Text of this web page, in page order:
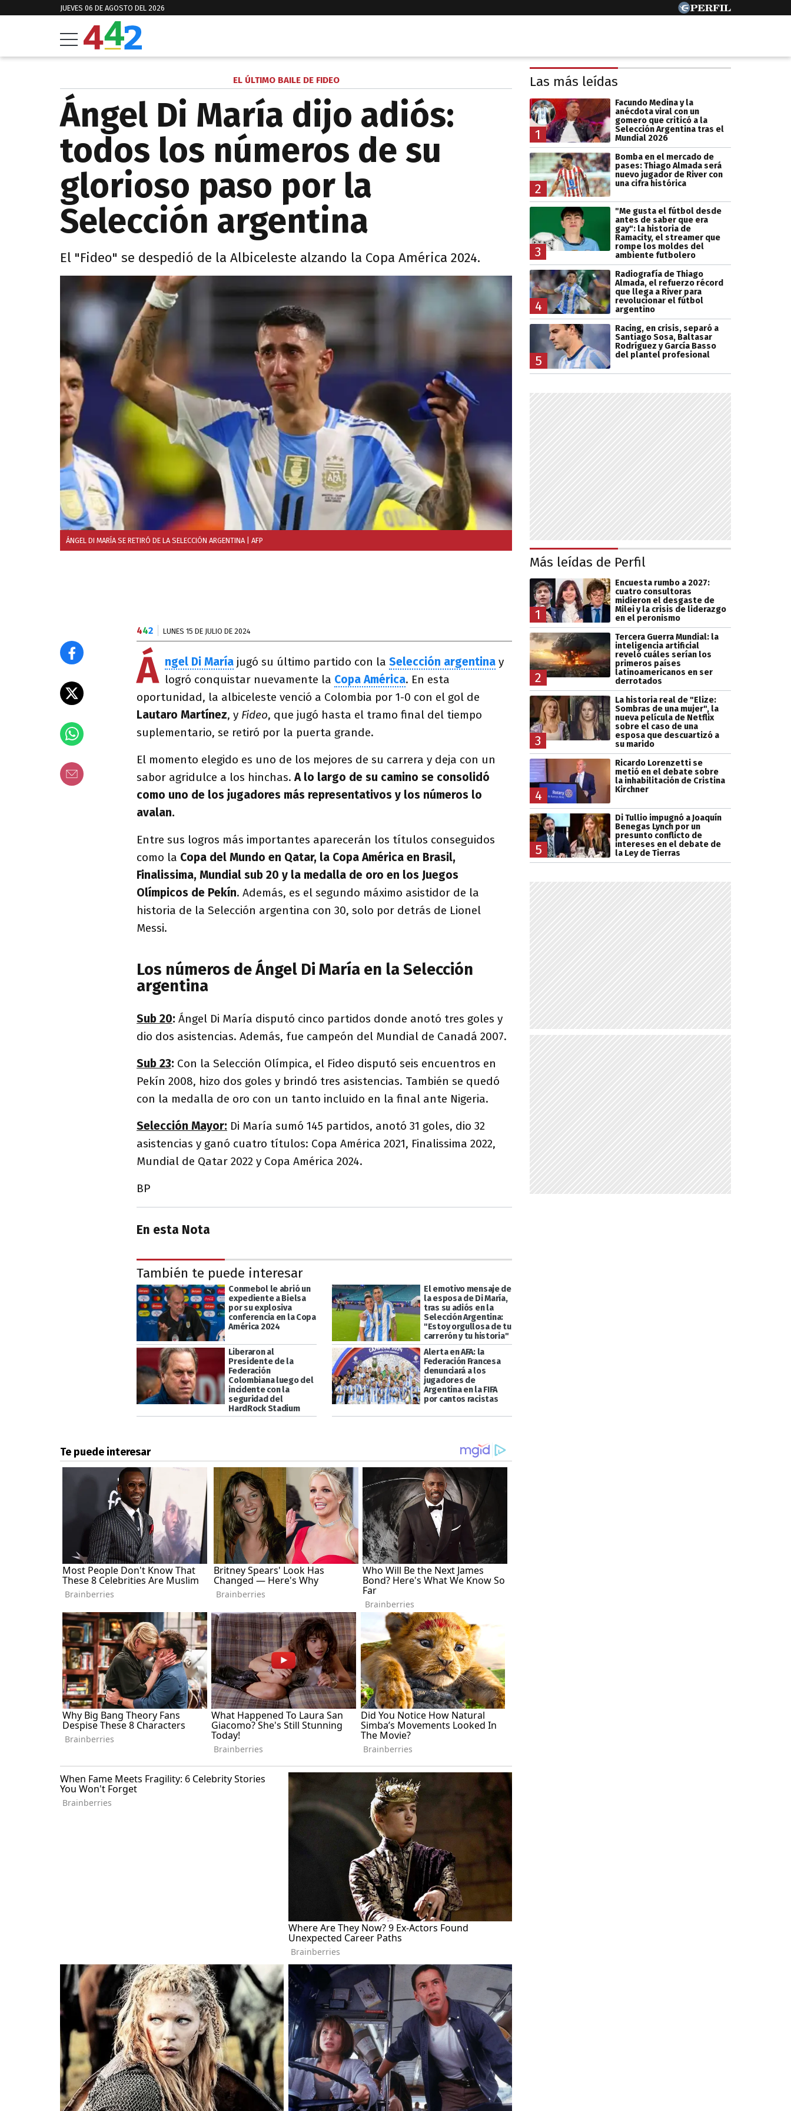
JUEVES 06 DE AGOSTO DEL 2026
EL ÚLTIMO BAILE DE FIDEO
Ángel Di María dijo adiós:
todos los números de su
glorioso paso por la
Selección argentina
El "Fideo" se despedió de la Albiceleste alzando la Copa América 2024.
ÁNGEL DI MARÍA SE RETIRÓ DE LA SELECCIÓN ARGENTINA | AFP
442 LUNES 15 DE JULIO DE 2024
Á ngel Di María jugó su último partido con la Selección argentina y
logró conquistar nuevamente la Copa América. En esta
oportunidad, la albiceleste venció a Colombia por 1-0 con el gol de
Lautaro Martínez, y Fideo, que jugó hasta el tramo final del tiempo
suplementario, se retiró por la puerta grande.
El momento elegido es uno de los mejores de su carrera y deja con un
sabor agridulce a los hinchas.A lo largo de su camino se consolidó
como uno de los jugadores más representativos y los números lo
avalan.
Entre sus logros más importantes aparecerán los títulos conseguidos
como la Copa del Mundo en Qatar, la Copa América en Brasil,
Finalissima, Mundial sub 20 y la medalla de oro en los Juegos
Olímpicos de Pekín. Además, es el segundo máximo asistidor de la
historia de la Selección argentina con 30, solo por detrás de Lionel
Messi.
Los números de Ángel Di María en la Selección
argentina
Sub 20: Ángel Di María disputó cinco partidos donde anotó tres goles y
dio dos asistencias. Además, fue campeón del Mundial de Canadá 2007.
Sub 23: Con la Selección Olímpica, el Fideo disputó seis encuentros en
Pekín 2008, hizo dos goles y brindó tres asistencias. También se quedó
con la medalla de oro con un tanto incluido en la final ante Nigeria.
Selección Mayor: Di María sumó 145 partidos, anotó 31 goles, dio 32
asistencias y ganó cuatro títulos: Copa América 2021, Finalissima 2022,
Mundial de Qatar 2022 y Copa América 2024.
BP
En esta Nota
También te puede interesar
Conmebol le abrió un
expediente a Bielsa
por su explosiva
conferencia en la Copa
América 2024
El emotivo mensaje de
la esposa de Di María,
tras su adiós en la
Selección Argentina:
"Estoy orgullosa de tu
carrerón y tu historia"
Liberaron al
Presidente de la
Federación
Colombiana luego del
incidente con la
seguridad del
HardRock Stadium
Alerta en AFA: la
Federación Francesa
denunciará a los
jugadores de
Argentina en la FIFA
por cantos racistas
Las más leídas
1
Facundo Medina y la
anécdota viral con un
gomero que criticó a la
Selección Argentina tras el
Mundial 2026
2
Bomba en el mercado de
pases: Thiago Almada será
nuevo jugador de River con
una cifra histórica
3
"Me gusta el fútbol desde
antes de saber que era
gay": la historia de
Ramacity, el streamer que
rompe los moldes del
ambiente futbolero
4
Radiografía de Thiago
Almada, el refuerzo récord
que llega a River para
revolucionar el fútbol
argentino
5
Racing, en crisis, separó a
Santiago Sosa, Baltasar
Rodríguez y García Basso
del plantel profesional
Más leídas de Perfil
1
Encuesta rumbo a 2027:
cuatro consultoras
midieron el desgaste de
Milei y la crisis de liderazgo
en el peronismo
2
Tercera Guerra Mundial: la
inteligencia artificial
reveló cuáles serían los
primeros países
latinoamericanos en ser
derrotados
3
La historia real de "Elize:
Sombras de una mujer", la
nueva película de Netflix
sobre el caso de una
esposa que descuartizó a
su marido
4
Ricardo Lorenzetti se
metió en el debate sobre
la inhabilitación de Cristina
Kirchner
5
Di Tullio impugnó a Joaquín
Benegas Lynch por un
presunto conflicto de
intereses en el debate de
la Ley de Tierras